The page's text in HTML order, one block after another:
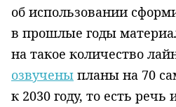
об использовании
в прошлые годы
на такое количество
озвучены планы на 70
к 2030 году, то есть